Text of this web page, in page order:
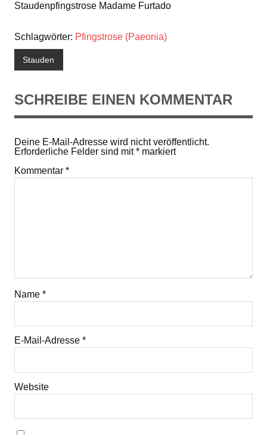
Staudenpfingstrose Madame Furtado
Schlagwörter: Pfingstrose (Paeonia)
Stauden
SCHREIBE EINEN KOMMENTAR
Deine E-Mail-Adresse wird nicht veröffentlicht.
Erforderliche Felder sind mit* markiert
Kommentar *
Name *
E-Mail-Adresse *
Website